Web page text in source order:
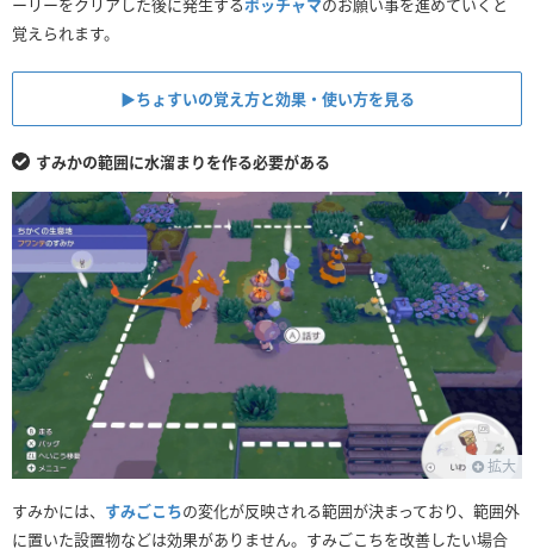
ーリーをクリアした後に発生するポッチャマのお願い事を進めていくと
覚えられます。
▶︎ちょすいの覚え方と効果・使い方を見る
すみかの範囲に水溜まりを作る必要がある
拡大
すみかには、 すみごこちの変化が反映される範囲が決まっており、範囲外
に置いた設置物などは効果がありません。すみごこちを改善したい場合